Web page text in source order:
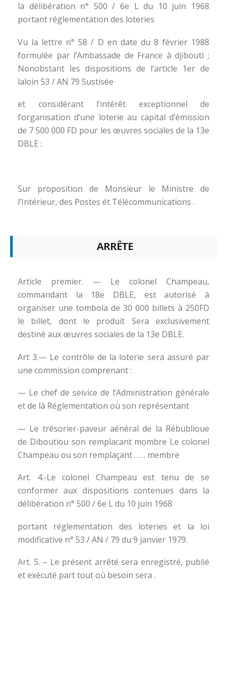
la délibération n° 500 / 6e L du 10 juin 1968
portant réglementation des loteries
Vu la lettre n° 58 / D en date du 8 février 1988
formulée par l’Ambassade de France à djibouti ;
Nonobstant les dispositions de l’article 1er de
laloin 53 / AN 79 Sustisée
et considérant l’intérêt exceptionnel de
l’organisation d’une loterie au capital d’émission
de 7 500 000 FD pour les œuvres sociales de la 13e
DBLE :
Sur proposition de Monsieur le Ministre de
l’Intérieur, des Postes ét Télécommunications .
ARRÊTE
Article premier. — Le colonel Champeau,
commandant la 18e DBLE, est autorisé à
organiser une tombola de 30 000 billets à 250FD
le billet, dont le produit Sera exclusivement
destiné aux œuvres sociales de la 13e DBLE.
Art 3.— Le contrôle de la loterie sera assuré par
une commission comprenant :
— Le chef de seivice de l’Administration générale
et de là Réglementation où son représentant
— Le trésorier-paveur aénéral de la Rébublioue
de Diboutiou son remplacant mombre Le colonel
Champeau ou son remplaçant …… membre
Art. 4.-Le colonel Champeau est tenu de se
conformer aux dispositions contenues dans la
délibération n° 500 / 6e L du 10 juin 1968
portant réglementation des loteries et la loi
modificative n° 53 / AN / 79 du 9 janvier 1979.
Art. 5. – Le présent arrêté sera enregistré, publié
et exécuté part tout où besoin sera .